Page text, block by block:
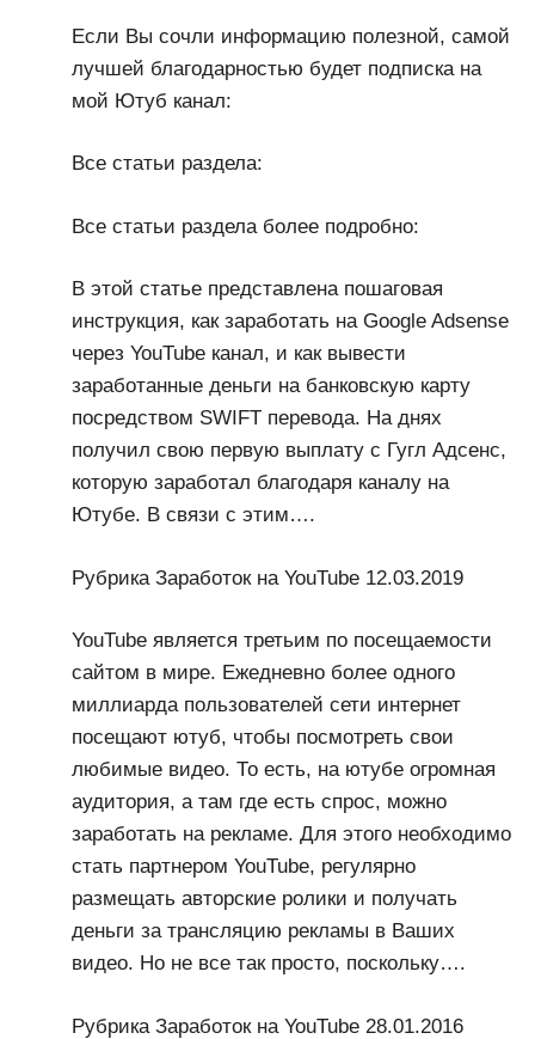
Если Вы сочли информацию полезной, самой
лучшей благодарностью будет подписка на
мой Ютуб канал:
Все статьи раздела:
Все статьи раздела более подробно:
В этой статье представлена пошаговая
инструкция, как заработать на Google Adsense
через YouTube канал, и как вывести
заработанные деньги на банковскую карту
посредством SWIFT перевода. На днях
получил свою первую выплату с Гугл Адсенс,
которую заработал благодаря каналу на
Ютубе. В связи с этим….
Рубрика Заработок на YouTube 12.03.2019
YouTube является третьим по посещаемости
сайтом в мире. Ежедневно более одного
миллиарда пользователей сети интернет
посещают ютуб, чтобы посмотреть свои
любимые видео. То есть, на ютубе огромная
аудитория, а там где есть спрос, можно
заработать на рекламе. Для этого необходимо
стать партнером YouTube, регулярно
размещать авторские ролики и получать
деньги за трансляцию рекламы в Ваших
видео. Но не все так просто, поскольку….
Рубрика Заработок на YouTube 28.01.2016